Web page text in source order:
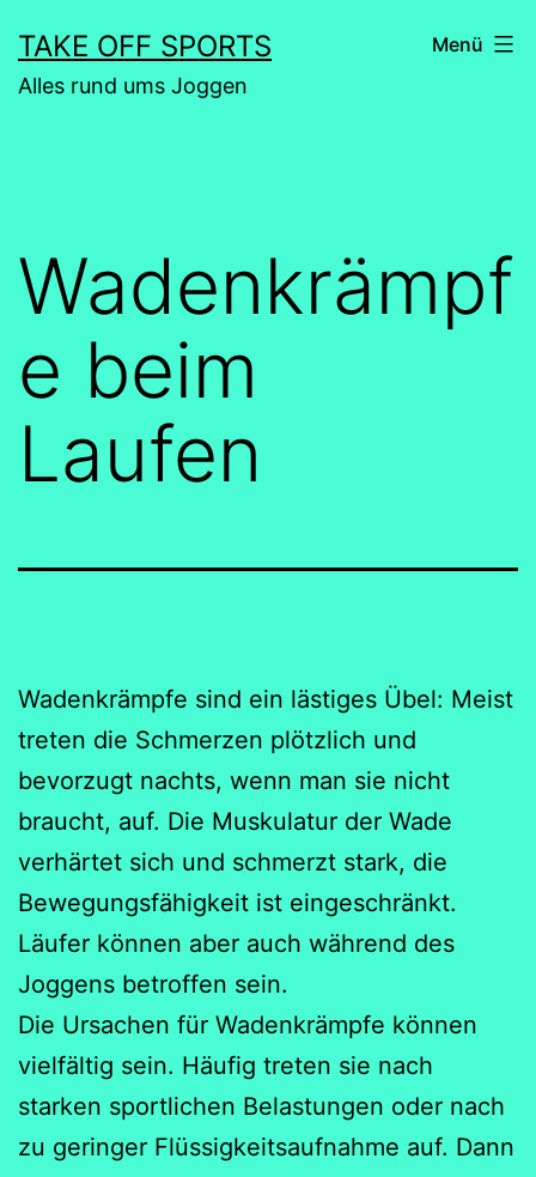
Inhalt
springen
TAKE OFF SPORTS
Alles rund ums Joggen
Menü
Wadenkrämpf
e beim
Laufen
Wadenkrämpfe sind ein lästiges Übel: Meist
treten die Schmerzen plötzlich und
bevorzugt nachts, wenn man sie nicht
braucht, auf. Die Muskulatur der Wade
verhärtet sich und schmerzt stark, die
Bewegungsfähigkeit ist eingeschränkt.
Läufer können aber auch während des
Joggens betroffen sein.
Die Ursachen für Wadenkrämpfe können
vielfältig sein. Häufig treten sie nach
starken sportlichen Belastungen oder nach
zu geringer Flüssigkeitsaufnahme auf. Dann